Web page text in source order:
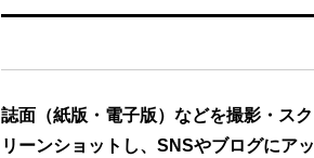
誌面（紙版・電子版）などを撮影・スク
リーンショットし、SNSやブログにアッ